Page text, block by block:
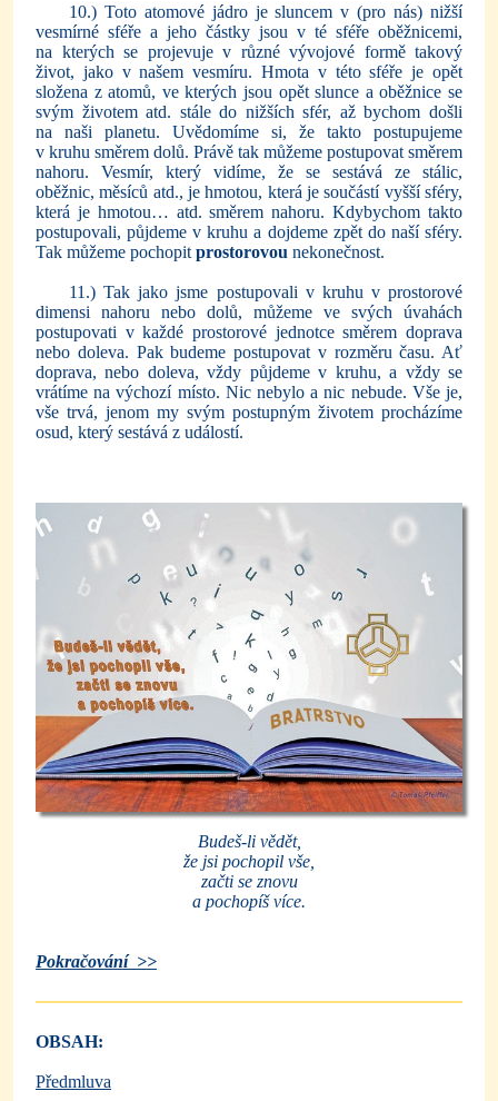
10.) Toto atomové jádro je sluncem v (pro nás) nižší
vesmírné sféře a jeho částky jsou v té sféře oběžnicemi,
na kterých se projevuje v různé vývojové formě takový
život, jako v našem vesmíru. Hmota v této sféře je opět
složena z atomů, ve kterých jsou opět slunce a oběžnice se
svým životem atd. stále do nižších sfér, až bychom došli
na naši planetu. Uvědomíme si, že takto postupujeme
v kruhu směrem dolů. Právě tak můžeme postupovat směrem
nahoru. Vesmír, který vidíme, že se sestává ze stálic,
oběžnic, měsíců atd., je hmotou, která je součástí vyšší sféry,
která je hmotou… atd. směrem nahoru. Kdybychom takto
postupovali, půjdeme v kruhu a dojdeme zpět do naší sféry.
Tak můžeme pochopit prostorovou nekonečnost.
11.) Tak jako jsme postupovali v kruhu v prostorové
dimensi nahoru nebo dolů, můžeme ve svých úvahách
postupovati v každé prostorové jednotce směrem doprava
nebo doleva. Pak budeme postupovat v rozměru času. Ať
doprava, nebo doleva, vždy půjdeme v kruhu, a vždy se
vrátíme na výchozí místo. Nic nebylo a nic nebude. Vše je,
vše trvá, jenom my svým postupným životem procházíme
osud, který sestává z událostí.
Budeš-li vědět,
že jsi pochopil vše,
začti se znovu
a pochopíš více.
Pokračování >>
OBSAH:
Předmluva